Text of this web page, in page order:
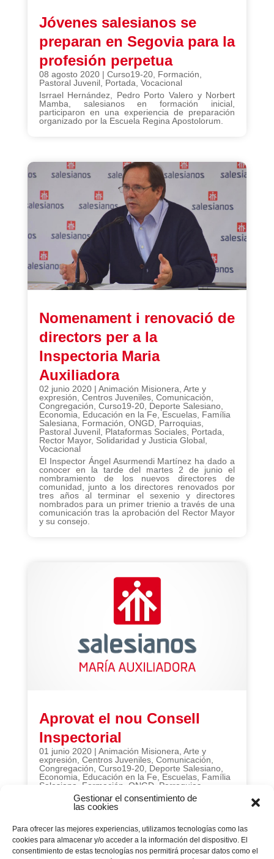
Gestionar el consentimiento de
las cookies
Para ofrecer las mejores experiencias, utilizamos tecnologías como las
cookies para almacenar y/o acceder a la información del dispositivo. El
consentimiento de estas tecnologías nos permitirá procesar datos como el
Jóvenes salesianos se
preparan en Segovia para la
profesión perpetua
08 agosto 2020| Curso19-20, Formación
Pastoral Juvenil, Portada Vocacional
Isrrael Hernández, Pedro Porto Valero y Norbert
Mamba, salesianos en formación inicial,
participaron en una experiencia de preparación
organizado por la Escuela Regina Apostolorum.
Nomenament i renovació de
directors per a la
Inspectoria Maria
Auxiliadora
02 junio 2020| Animación Misionera Arte y
expresión Centros Juveniles, Comunicación
Congregación Curso19-20, Deporte Salesiano,
Economia
Educación en la Fe Escuelas, Família
Salesiana
Formación ONGD, Parroquias,
Pastoral Juvenil, Plataformas Sociales, Portada
Rector Mayor, Solidaridad y Justicia Global,
Vocacional
El Inspector Ángel Asurmendi Martínez ha dado a
conocer en la tarde del martes 2 de junio el
nombramiento de los nuevos directores de
comunidad, junto a los directores renovados por
tres años al terminar el sexenio y directores
nombrados para un primer trienio a través de una
comunicación tras la aprobación del Rector Mayor
y su consejo.
Aprovat el nou Consell
Inspectorial
01 junio 2020| Animación Misionera, Arte y
expresión, Centros Juveniles, Comunicación,
Congregación, Curso19-20, Deporte Salesiano,
Economia, Educación en la Fe, Escuelas, Família
Salesiana
Formación ONGD, Parroquias
Pastoral Juvenil,Plataformas Sociales ,Portada
Rector Mayor,Solidaridad y Justicia Global
Vocacional
El provincial de la Inspectoría Salesiana María
Auxiliadora, Ángel Asurmendi Martínez, ha hecho
pública, tras la aprobación del Rector Mayor, la
composición del nuevo Consejo Inspectorial que